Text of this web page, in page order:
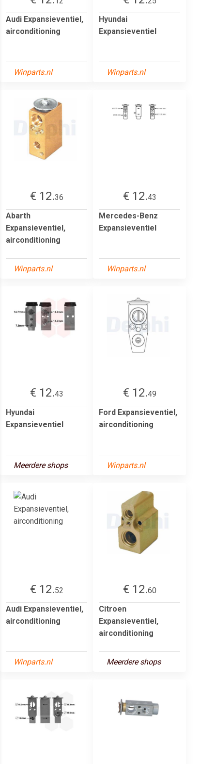
Audi Expansieventiel,
airconditioning
Winparts.nl
Hyundai
Expansieventiel
Winparts.nl
€ 12.36
Abarth
Expansieventiel,
airconditioning
Winparts.nl
€ 12.43
Mercedes-Benz
Expansieventiel
Winparts.nl
€ 12.43
Hyundai
Expansieventiel
Meerdere shops
€ 12.49
Ford Expansieventiel,
airconditioning
Winparts.nl
€ 12.52
Audi Expansieventiel,
airconditioning
Winparts.nl
€ 12.60
Citroen
Expansieventiel,
airconditioning
Meerdere shops